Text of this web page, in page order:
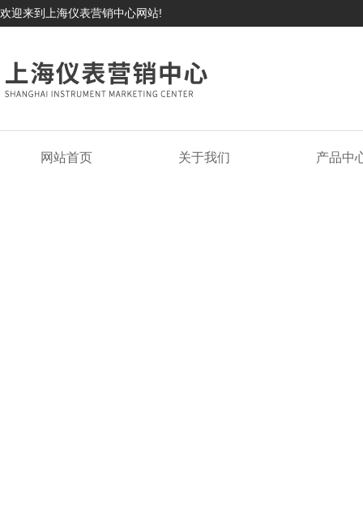
欢迎来到上海仪表营销中心网站!
网站首页 关于我们 产品中